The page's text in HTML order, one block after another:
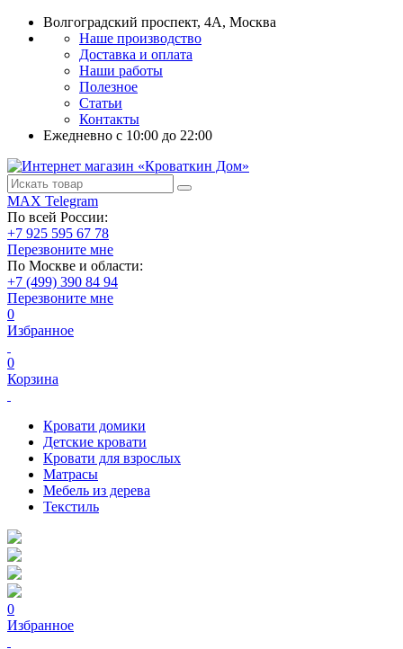
Волгоградский проспект, 4А, Москва
Наше производство
Доставка и оплата
Наши работы
Полезное
Статьи
Контакты
Ежедневно c 10:00 до 22:00
MAX Telegram
По всей России:
+7 925 595 67 78
Перезвоните мне
По Москве и области:
+7 (499) 390 84 94
Перезвоните мне
0
Избранное
0
Корзина
Кровати домики
Детские кровати
Кровати для взрослых
Матрасы
Мебель из дерева
Текстиль
0
Избранное